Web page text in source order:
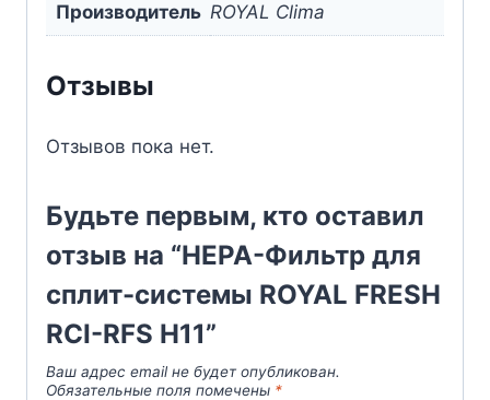
Производитель ROYAL Clima
Отзывы
Отзывов пока нет.
Будьте первым, кто оставил
отзыв на “HEPA-Фильтр для
сплит-системы ROYAL FRESH
RCI-RFS H11”
Ваш адрес email не будет опубликован.
Обязательные поля помечены *